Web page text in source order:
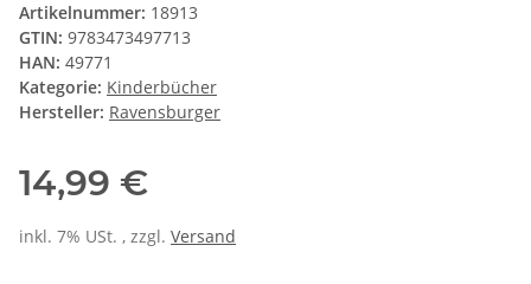
Artikelnummer: 18913
GTIN: 9783473497713
HAN: 49771
Kategorie: Kinderbücher
Hersteller: Ravensburger
14,99 €
inkl. 7% USt. , zzgl. Versand